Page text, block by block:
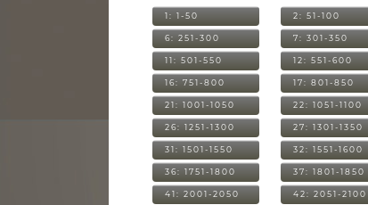
1: 1-50 2: 51-100
6: 251-300 7: 301-350
11: 501-550 12: 551-600
16: 751-800 17: 801-850
21: 1001-1050 22: 1051-1100
26: 1251-1300 27: 1301-1350
31: 1501-1550 32: 1551-1600
36: 1751-1800 37: 1801-1850
41: 2001-2050 42: 2051-2100